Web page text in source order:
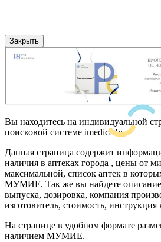
Закрыть
Вы находитесь на индивидуальной
поисковой системе imedica.by
Данная страница содержит
наличия в аптеках города , цены от
максимальной, список аптек в
МУМИЕ. Так же вы найдете описание
выпуска, дозировка, компания
изготовитель, стоимость,
На странице в удобном формате
наличием МУМИЕ.